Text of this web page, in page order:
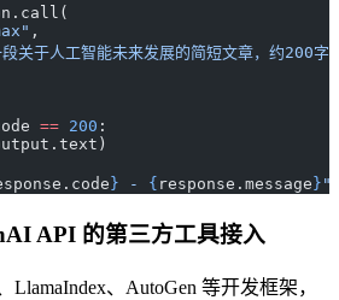
,
关于人工智能未来发展的简短文章，约200字
== 200 :
} - { response.message} "
API 的第三方工具接入
LlamaIndex、AutoGen 等开发框架，